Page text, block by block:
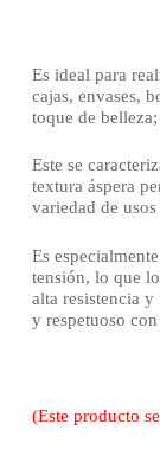
Es ideal para
cajas, envases,
toque de
Este se
textura áspera
variedad de
Es
tensión, lo que
alta resistencia
y respetuoso
(Este producto